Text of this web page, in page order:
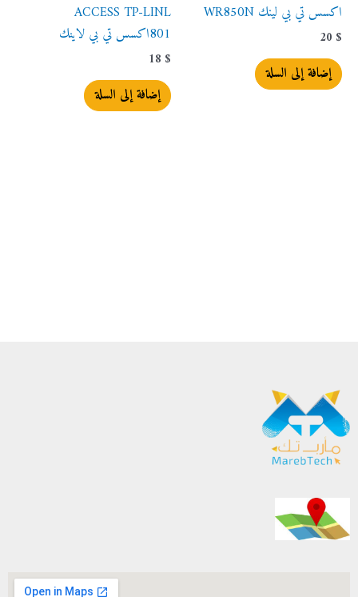
اكسس تي بي لينك WR850N
20 $
إضافة إلى السلة
ACCESS TP-LINL
801اكسس تي بي لاينك
18 $
إضافة إلى السلة